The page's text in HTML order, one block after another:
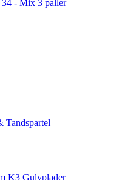
- Mix 3 paller
Tandspartel
K3 Gulvplader